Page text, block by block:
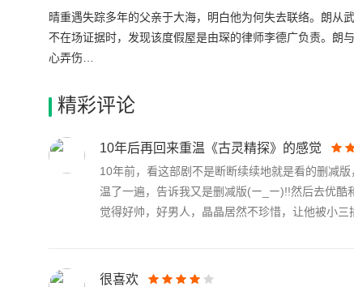
晴重遇失踪多年的父亲于大海，明白他为何失去联络。朗从
不在场证据时，发现该度假屋是由琛的律师李德广负责。
心弄伤…
精彩评论
10年后再回来重温《古灵精探》的感觉
10年前，看这部剧不是断断续续地就是看的删减
温了一遍，告诉我又是删减版(ー_ー)!!然后去优
觉得好帅，好男人，晶晶居然不珍惜，让他被小三
很喜欢